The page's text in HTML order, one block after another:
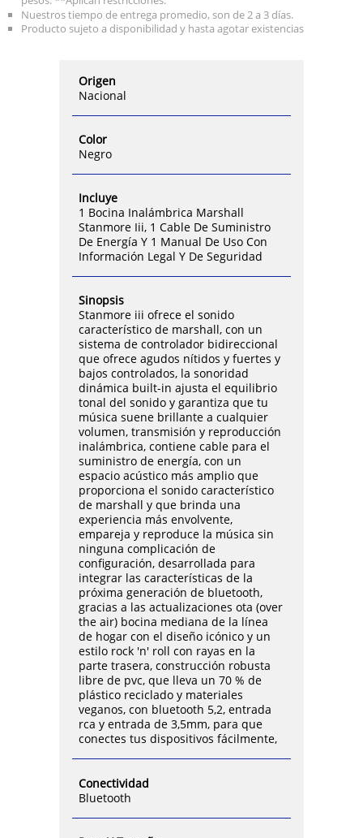
Nuestros tiempo de entrega promedio, son de 2 a 3 días.
Producto sujeto a disponibilidad y hasta agotar existencias
Origen
Nacional
Color
Negro
Incluye
1 Bocina Inalámbrica Marshall
Stanmore Iii, 1 Cable De Suministro
De Energía Y 1 Manual De Uso Con
Información Legal Y De Seguridad
Sinopsis
Stanmore iii ofrece el sonido
característico de marshall, con un
sistema de controlador bidireccional
que ofrece agudos nítidos y fuertes y
bajos controlados, la sonoridad
dinámica built-in ajusta el equilibrio
tonal del sonido y garantiza que tu
música suene brillante a cualquier
volumen, transmisión y reproducción
inalámbrica, contiene cable para el
suministro de energía, con un
espacio acústico más amplio que
proporciona el sonido característico
de marshall y que brinda una
experiencia más envolvente,
empareja y reproduce la música sin
ninguna complicación de
configuración, desarrollada para
integrar las características de la
próxima generación de bluetooth,
gracias a las actualizaciones ota (over
the air) bocina mediana de la línea
de hogar con el diseño icónico y un
estilo rock 'n' roll con rayas en la
parte trasera, construcción robusta
libre de pvc, que lleva un 70 % de
plástico reciclado y materiales
veganos, con bluetooth 5,2, entrada
rca y entrada de 3,5mm, para que
conectes tus dispositivos fácilmente,
Conectividad
Bluetooth